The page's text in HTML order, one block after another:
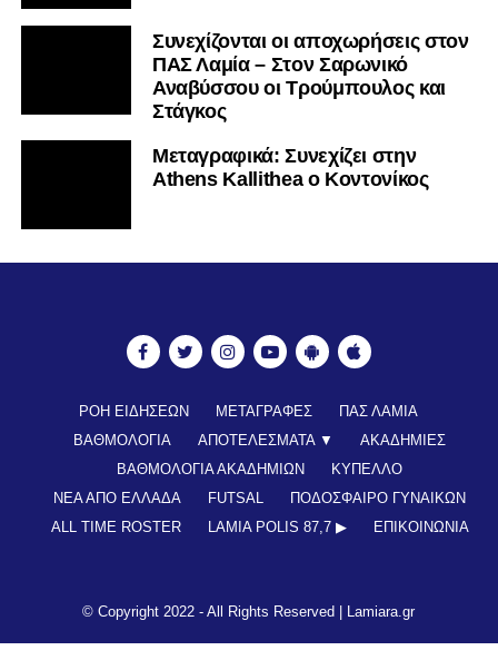
Συνεχίζονται οι αποχωρήσεις στον
ΠΑΣ Λαμία – Στον Σαρωνικό
Αναβύσσου οι Τρούμπουλος και
Στάγκος
Mεταγραφικά: Συνεχίζει στην
Athens Kallithea ο Κοντονίκος
ΡΟΗ ΕΙΔΗΣΕΩΝ ΜΕΤΑΓΡΑΦΕΣ
ΠΑΣ ΛΑΜΙΑ
ΒΑΘΜΟΛΟΓΙΑ
ΑΠΟΤΕΛΕΣΜΑΤΑ ▼
ΑΚΑΔΗΜΙΕΣ
ΒΑΘΜΟΛΟΓΙΑ ΑΚΑΔΗΜΙΩΝ
ΚΥΠΕΛΛΟ
ΝΕΑ ΑΠΟ ΕΛΛΑΔΑ
FUTSAL
ΠΟΔΟΣΦΑΙΡΟ ΓΥΝΑΙΚΩΝ
ALL TIME ROSTER
LAMIA POLIS 87,7 ▶︎ ΕΠΙΚΟΙΝΩΝΊΑ
© Copyright 2022 - All Rights Reserved | Lamiara.gr